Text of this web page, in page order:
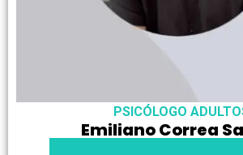
PSICÓLOGO
Emiliano Correa